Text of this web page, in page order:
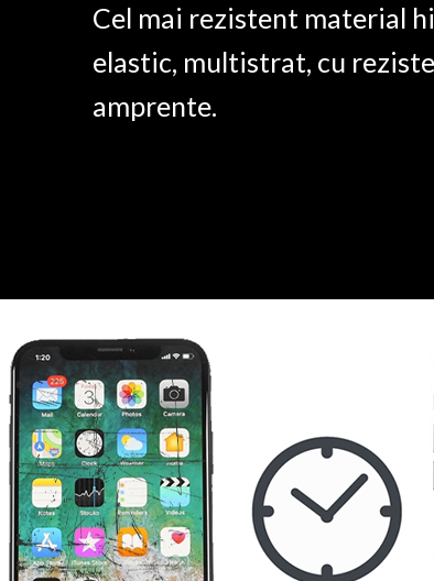
Cel mai rezistent material
elastic, multistrat, cu
amprente.